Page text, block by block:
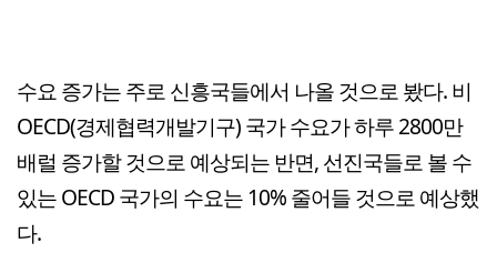
수요 증가는 주로 신흥국들에서 나올 것으로 봤다. 비
OECD(경제협력개발기구) 국가 수요가 하루 2800만
배럴 증가할 것으로 예상되는 반면, 선진국들로 볼 수
있는 OECD 국가의 수요는 10% 줄어들 것으로 예상했
다.